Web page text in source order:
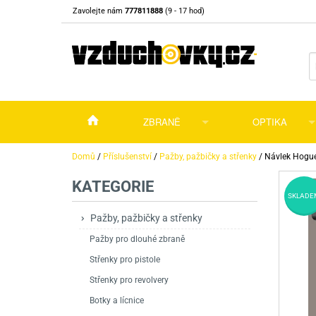
Zavolejte nám 777811888 (9 - 17 hod)
ZBRANĚ
Vzduchovky Vzduchovky na
Příslušenství pro
Vzduchovky PCP
Vzduchové pistole a revolveryPříslušenství
Plynové pistole a revolvery
Perkusní zbraně
Nože
OPTIKA
Puškohledy
Dalekohledy a
Kolimátory, lasery
Domů / Příslušenství / Pažby, pažbičky a střenky / Návlek
KATEGORIE
Pažby, pažbičky a střenky
Pažby pro dlouhé zbraně
Střenky pro pistole
Střenky pro revolvery
Botky a lícnice